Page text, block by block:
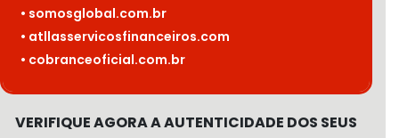
• somosglobal.com.br
• atllasservicosfinanceiros.com
• cobranceoficial.com.br
VERIFIQUE AGORA A AUTENTICIDADE DOS SEUS